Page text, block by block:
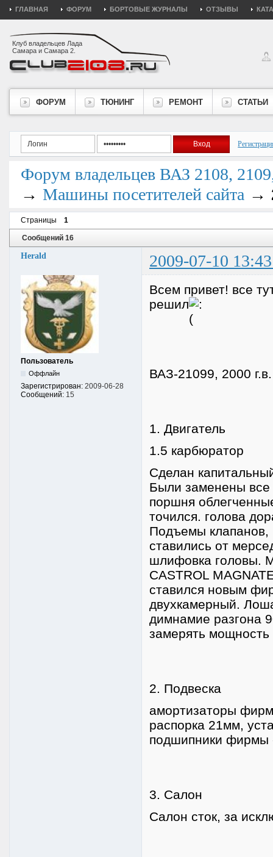
ГЛАВНАЯ ФОРУМ БОРТОВЫЕ ЖУРНАЛЫ ОТЗЫВЫ
Клуб владельцев Лада
Самара и Самара 2.
ФОРУМ ТЮНИНГ РЕМОНТ СТАТЬИ
Форум владельцев ВАЗ 2108,
→ Машины посетителей сайта →
Страницы 1
Сообщений 16
Herald 2009-07-10
Пользователь
Оффлайн
Зарегистрирован: 2009-06-28
Сообщений: 15
Всем привет! все
решил
ВАЗ-21099, 2000
1. Двигатель
1.5 карбюратор
Сделан
Были заменены все
поршня
точился. голова
Подъемы клапанов,
ставились от
шлифовка головы.
CASTROL
ставился новым
двухкамерный.
димнамие разгона
замерять мощность
2. Подвеска
амортизаторы
распорка 21мм,
подшипники фирмы
3. Салон
Салон сток, за